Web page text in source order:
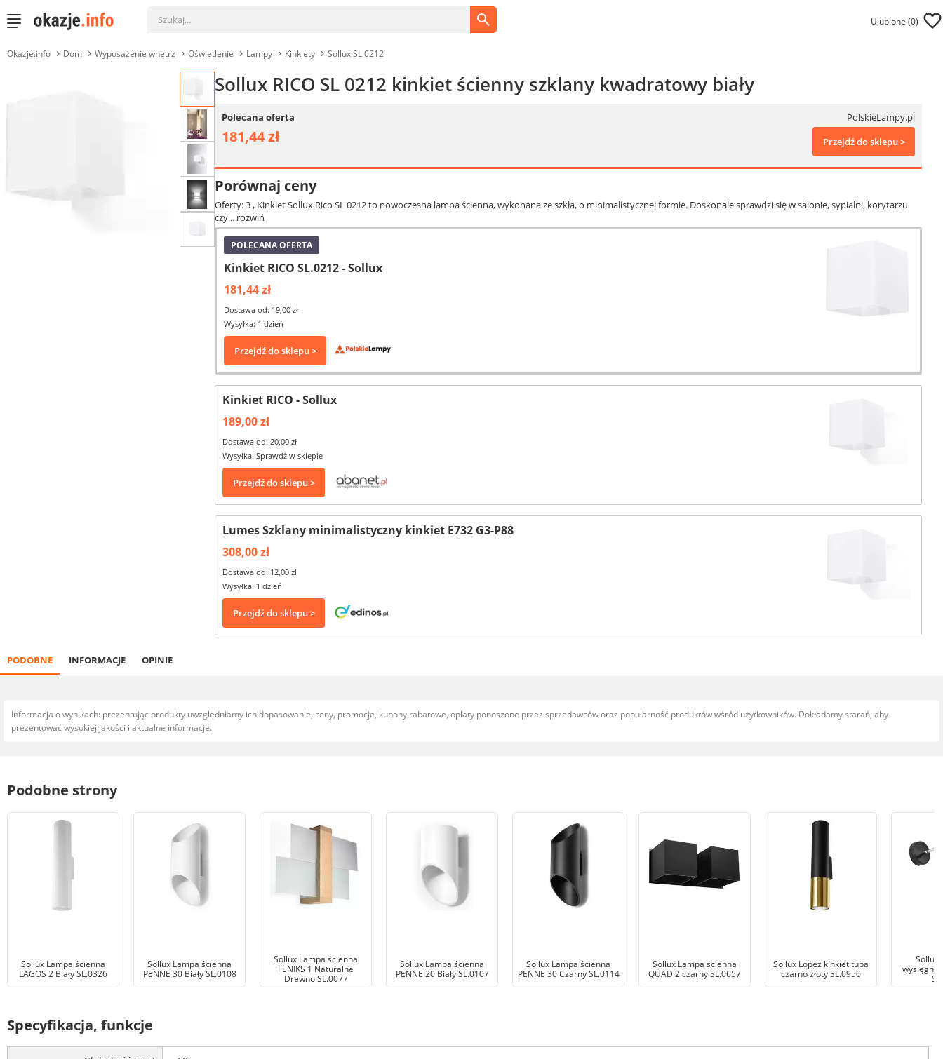
Ulubione (0)
Okazje.info Dom Wyposażenie wnętrz Oświetlenie Lampy Kinkiety Sollux SL 0212
Sollux RICO SL 0212 kinkiet ścienny szklany kwadratowy biały
Polecana oferta PolskieLampy.pl
181,44 zł Przejdź do sklepu >
Porównaj ceny
Oferty: 3, Kinkiet Sollux Rico SL 0212 to nowoczesna lampa ścienna, wykonana ze szkła, o minimalistycznej formie. Doskonale sprawdzi się w salonie, sypialni, korytarzu
czy... rozwiń
POLECANA OFERTA
Kinkiet RICO SL.0212 - Sollux
181,44 zł
Dostawa od: 19,00 zł
Wysyłka: 1 dzień
Przejdź do sklepu >
Kinkiet RICO - Sollux
189,00 zł
Dostawa od: 20,00 zł
Wysyłka: Sprawdź w sklepie
Przejdź do sklepu >
Lumes Szklany minimalistyczny kinkiet E732 G3-P88
308,00 zł
Dostawa od: 12,00 zł
Wysyłka: 1 dzień
Przejdź do sklepu >
PODOBNE INFORMACJE OPINIE
Informacja o wynikach: prezentując produkty uwzględniamy ich dopasowanie, ceny, promocje, kupony rabatowe, opłaty ponoszone przez sprzedawców oraz popularność produktów wśród użytkowników. Dokładamy starań, aby
prezentować wysokiej jakości i aktualne informacje.
Podobne strony
Sollux Lampa ścienna
LAGOS 2 Biały SL.0326
Sollux Lampa ścienna
PENNE 30 Biały SL.0108
Sollux Lampa ścienna
FENIKS 1 Naturalne
Drewno SL.0077
Sollux Lampa ścienna
PENNE 20 Biały SL.0107
Sollux Lampa ścienna
PENNE 30 Czarny SL.0114
Sollux Lampa ścienna
QUAD 2 czarny SL.0657
Sollux Lopez kinkiet tuba
czarno złoty SL.0950
Sollux
Specyfikacja, funkcje